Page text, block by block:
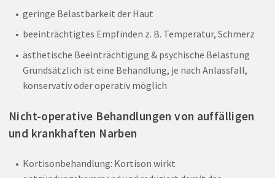
geringe Belastbarkeit der Haut
beeinträchtigtes Empfinden z. B. Temperatur, Schmerz
ästhetische Beeinträchtigung & psychische Belastung
Grundsätzlich ist eine Behandlung, je nach Anlassfall,
konservativ oder operativ möglich
Nicht-operative Behandlungen von auffälligen
und krankhaften Narben
Kortisonbehandlung: Kortison wirkt